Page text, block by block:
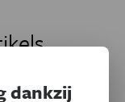
dankzij